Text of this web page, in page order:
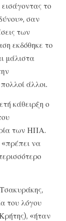
το
σαν
των
εκδόθηκε το
μάλιστα
άλλοι.
κάθειρξη ο
των ΗΠΑ.
«πρέπει να
του λόγου
«ήταν